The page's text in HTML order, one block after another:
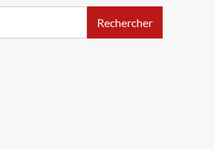
Rechercher